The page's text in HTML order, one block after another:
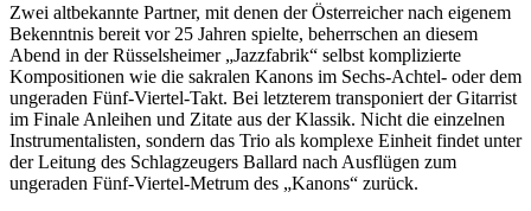
Zwei altbekannte Partner, mit denen der Österreicher nach eigenem
Bekenntnis bereit vor 25 Jahren spielte, beherrschen an diesem
Abend in der Rüsselsheimer „Jazzfabrik“ selbst komplizierte
Kompositionen wie die sakralen Kanons im Sechs-Achtel- oder dem
ungeraden Fünf-Viertel-Takt. Bei letzterem transponiert der Gitarrist
im Finale Anleihen und Zitate aus der Klassik. Nicht die einzelnen
Instrumentalisten, sondern das Trio als komplexe Einheit findet unter
der Leitung des Schlagzeugers Ballard nach Ausflügen zum
ungeraden Fünf-Viertel-Metrum des „Kanons“ zurück.